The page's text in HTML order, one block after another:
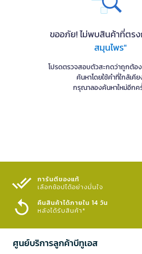
ขออภัย! ไม่พบสินค้าที่ตร
สมุนไพร"
โปรดตรวจสอบตัวสะกดว่าถูกต้อ
ค้นหาโดยใช้คำที่ใกล้เคี
กรุณาลองค้นหาใหม่อีกค
การันตีของแท้
เลือกช้อปได้อย่างมั่นใจ​
คืนสินค้าได้ภายใน 14 วัน
หลังได้รับสินค้า*
ศูนย์บริการลูกค้าบีทูเอส